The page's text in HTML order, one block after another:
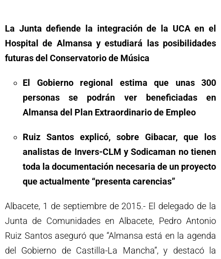
La Junta defiende la integración de la UCA en el
Hospital de Almansa y estudiará las posibilidades
futuras del Conservatorio de Música
El Gobierno regional estima que unas 300
personas se podrán ver beneficiadas en
Almansa del Plan Extraordinario de Empleo
Ruiz Santos explicó, sobre Gibacar, que los
analistas de Invers-CLM y Sodicaman no tienen
toda la documentación necesaria de un proyecto
que actualmente “presenta carencias”
Albacete, 1 de septiembre de 2015.- El delegado de la
Junta de Comunidades en Albacete, Pedro Antonio
Ruiz Santos aseguró que “Almansa está en la agenda
del Gobierno de Castilla-La Mancha”, y destacó la